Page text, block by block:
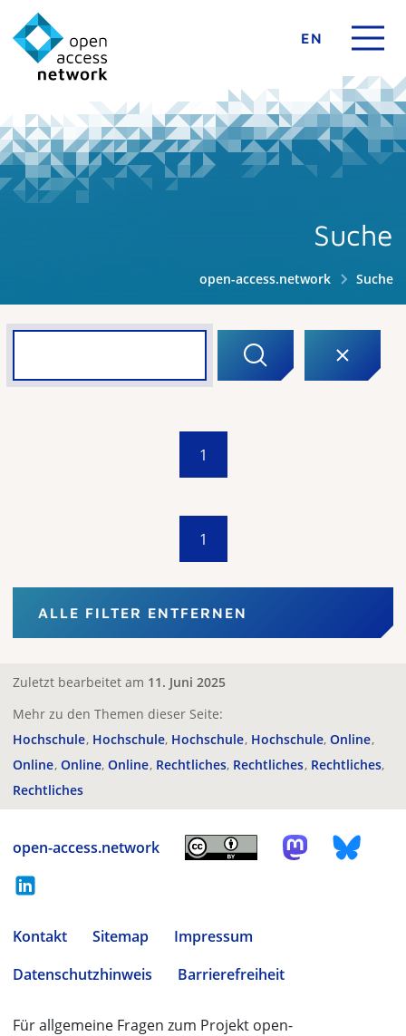
EN
Suche
open-access.network Suche
1
1
ALLE FILTER ENTFERNEN
Zuletzt bearbeitet am 11. Juni 2025
Mehr zu den Themen dieser Seite:
Hochschule Hochschule Hochschule Hochschule Online
Online Online Online Rechtliches Rechtliches Rechtliches
Rechtliches
open-access.network
Kontakt Sitemap
Impressum
Datenschutzhinweis
Barrierefreiheit
Für allgemeine Fragen zum Projekt open-